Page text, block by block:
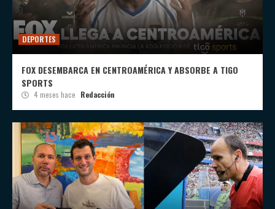
DEPORTES
FOX DESEMBARCA EN CENTROAMÉRICA Y ABSORBE A TIGO
SPORTS
4 meses hace Redacción